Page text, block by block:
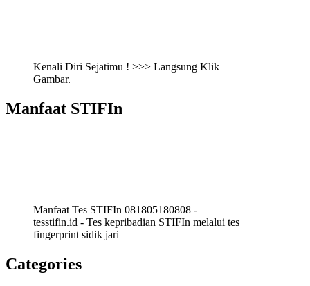
Kenali Diri Sejatimu ! >>> Langsung Klik
Gambar.
Manfaat STIFIn
Manfaat Tes STIFIn 081805180808 -
tesstifin.id - Tes kepribadian STIFIn melalui tes
fingerprint sidik jari
Categories